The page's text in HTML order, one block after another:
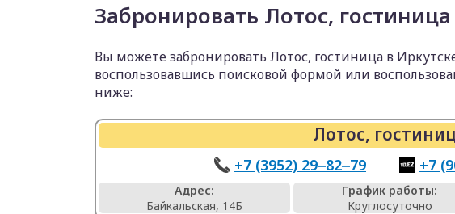
Забронировать Лотос,
Вы можете забронировать Лотос, гостиница в
воспользовавшись поисковой формой или
ниже:
Лотос,
+7 (3952) 29‒82‒79 +7
Адрес:
Байкальская, 14Б
График работы:
Круглосуточно